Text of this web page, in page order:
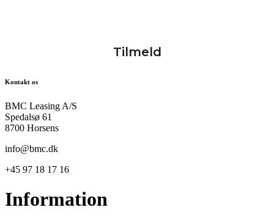
Kontakt os
BMC Leasing A/S
Spedalsø 61
8700 Horsens
info@bmc.dk
+45 97 18 17 16
Information